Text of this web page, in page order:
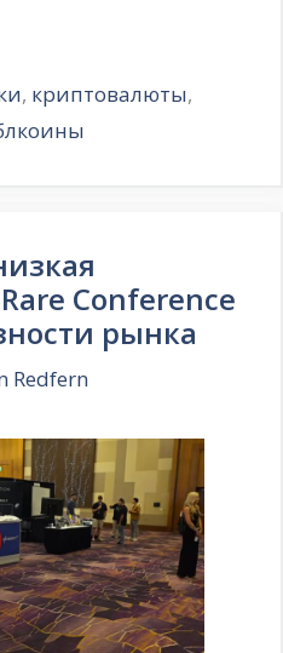
, криптовалюты,
Conference
рынка
Redfern